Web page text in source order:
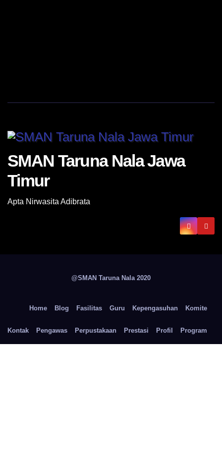
SMAN Taruna Nala Jawa
Timur
Apta Nirwasita Adibrata
@SMAN Taruna Nala 2020
Home Blog Fasilitas Guru Kepengasuhan Komite
Kontak Pengawas Perpustakaan Prestasi Profil Program